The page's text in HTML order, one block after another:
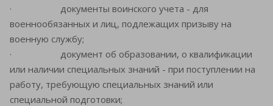
· документы воинского учета - для
военнообязанных и лиц, подлежащих призыву на
военную службу;
· документ об образовании, о квалификации
или наличии специальных знаний - при поступлении на
работу, требующую специальных знаний или
специальной подготовки;